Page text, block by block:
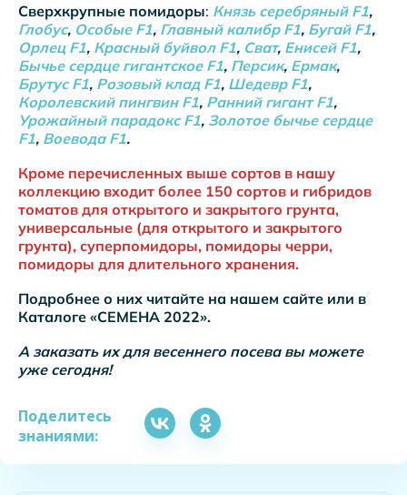
Сверхкрупные помидоры: Князь серебряный F1,
Глобус, Особые F1, Главный калибр F1, Бугай F1,
Орлец F1, Красный буйвол F1, Сват, Енисей F1,
Бычье сердце гигантское F1, Персик, Ермак,
Брутус F1, Розовый клад F1, Шедевр F1,
Королевский пингвин F1, Ранний гигант F1,
Урожайный парадокс F1, Золотое бычье сердце
F1, Воевода F1.
Кроме перечисленных выше сортов в нашу
коллекцию входит более 150 сортов и гибридов
томатов для открытого и закрытого грунта,
универсальные (для открытого и закрытого
грунта), суперпомидоры, помидоры черри,
помидоры для длительного хранения.
Подробнее о них читайте на нашем сайте или в
Каталоге «СЕМЕНА 2022».
А заказать их для весеннего посева вы можете
уже сегодня!
Поделитесь
знаниями: